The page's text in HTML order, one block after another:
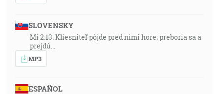
SLOVENSKY
Mi 2:13: Kliesniteľ pôjde pred nimi hore; preboria sa a
prejdú…
MP3
ESPAÑOL